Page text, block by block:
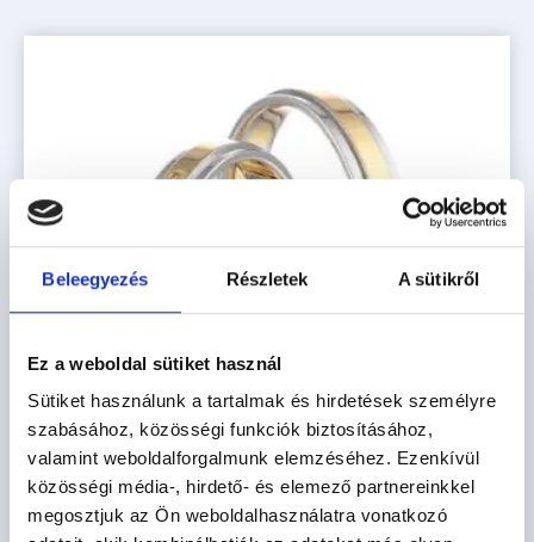
Beleegyezés Részletek A sütikről
Ez a weboldal sütiket használ
Sütiket használunk a tartalmak és hirdetések személyre
szabásához, közösségi funkciók biztosításához,
valamint weboldalforgalmunk elemzéséhez. Ezenkívül
közösségi média-, hirdető- és elemező partnereinkkel
megosztjuk az Ön weboldalhasználatra vonatkozó